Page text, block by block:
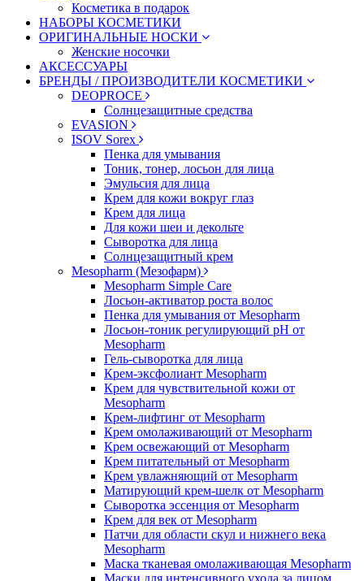
Косметика в подарок
НАБОРЫ КОСМЕТИКИ
ОРИГИНАЛЬНЫЕ НОСКИ
Женские носочки
АКСЕССУАРЫ
БРЕНДЫ / ПРОИЗВОДИТЕЛИ КОСМЕТИКИ
DEOPROCE
Солнцезащитные средства
EVASION
ISOV Sorex
Пенка для умывания
Тоник, тонер, лосьон для лица
Эмульсия для лица
Крем для кожи вокруг глаз
Крем для лица
Для кожи шеи и декольте
Сыворотка для лица
Солнцезащитный крем
Mesopharm (Мезофарм)
Mesopharm Simple Care
Лосьон-активатор роста волос
Пенка для умывания от Mesopharm
Лосьон-тоник регулирующий рН от
Mesopharm
Гель-сыворотка для лица
Крем-эксфолиант Mesopharm
Крем для чувствительной кожи от
Mesopharm
Крем-лифтинг от Mesopharm
Крем омолаживающий от Mesopharm
Крем освежающий от Mesopharm
Крем питательный от Mesopharm
Крем увлажняющий от Mesopharm
Матирующий крем-шелк от Mesopharm
Сыворотка эссенция от Mesopharm
Крем для век от Mesopharm
Патчи для области скул и нижнего века
Mesopharm
Маска тканевая омолаживающая Mesopharm
Маски для интенсивного ухода за лицом